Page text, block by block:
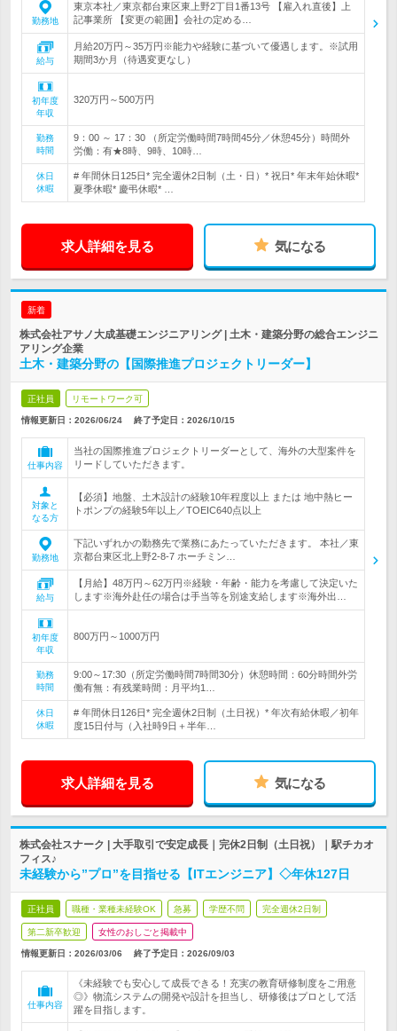
勤務地
東京本社／東京都台東区東上野2丁目1番13号 【雇入れ直後】上
記事業所 【変更の範囲】会社の定める…
給与
月給20万円～35万円※能力や経験に基づいて優遇します。※試用
期間3か月（待遇変更なし）
初年度
年収
320万円～500万円
勤務
時間
9：00 ～ 17：30 （所定労働時間7時間45分／休憩45分）時間外
労働：有★8時、9時、10時…
休日
休暇
# 年間休日125日* 完全週休2日制（土・日）* 祝日* 年末年始休暇*
夏季休暇* 慶弔休暇* …
求人詳細を見る 気になる
新着
株式会社アサノ大成基礎エンジニアリング | 土木・建築分野の総合エンジニ
アリング企業
土木・建築分野の【国際推進プロジェクトリーダー】
正社員 リモートワーク可
情報更新日：2026/06/24 終了予定日： 2026/10/15
仕事内容
当社の国際推進プロジェクトリーダーとして、海外の大型案件を
リードしていただきます。
対象と
なる方
【必須】地盤、土木設計の経験10年程度以上 または 地中熱ヒー
トポンプの経験5年以上／TOEIC640点以上
勤務地
下記いずれかの勤務先で業務にあたっていただきます。 本社／東
京都台東区北上野2-8-7 ホーチミン…
給与
【月給】48万円～62万円※経験・年齢・能力を考慮して決定いた
します※海外赴任の場合は手当等を別途支給します※海外出…
初年度
年収
800万円～1000万円
勤務
時間
9:00～17:30（所定労働時間7時間30分）休憩時間：60分時間外労
働有無：有残業時間：月平均1…
休日
休暇
# 年間休日126日* 完全週休2日制（土日祝）* 年次有給休暇／初年
度15日付与（入社時9日＋半年…
求人詳細を見る 気になる
株式会社スナーク | 大手取引で安定成長｜完休2日制（土日祝）｜駅チカオ
フィス♪
未経験から”プロ”を目指せる【ITエンジニア】◇年休127日
正社員 職種・業種未経験OK 急募 学歴不問 完全週休2日制
第二新卒歓迎 女性のおしごと掲載中
情報更新日：2026/03/06 終了予定日： 2026/09/03
仕事内容
《未経験でも安心して成長できる！充実の教育研修制度をご用意
◎》物流システムの開発や設計を担当し、研修後はプロとして活
躍を目指します。